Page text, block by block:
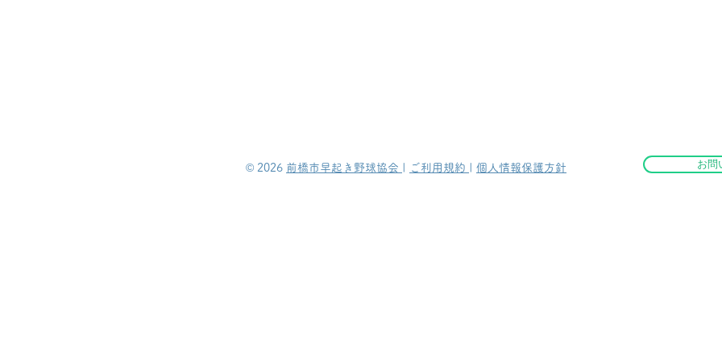
©︎ 2026 前橋市早起き野球協会 ご利用規約 個人情報保護方針 お問